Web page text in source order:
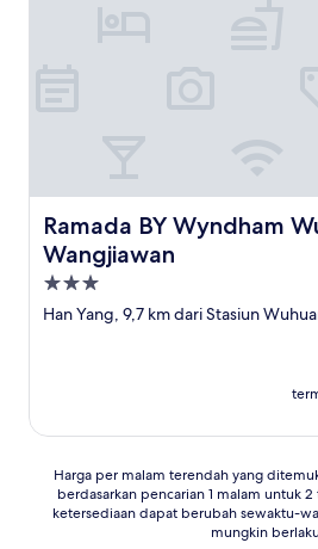
Ramada BY Wyndham
Wangjiawan
Ramada BY Wyndham Wuhan
Properti
bintang
Han Yang, 9,7 km dari Stasiun
Harga
malam
Harga per malam terendah yang
berdasarkan pencarian 1 malam untuk
ketersediaan dapat berubah sewaktu-
mungkin